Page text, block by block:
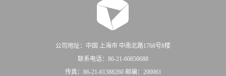
公司地址：中国 上海市 中南北路1768号8楼
联系电话：86-21-60850688
传真：86-21-61388260 邮编：200061